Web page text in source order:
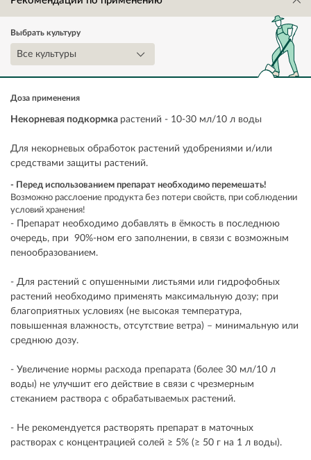
Выбрать культуру
Все культуры
Доза применения
Некорневая подкормка растений - 10-30 мл/10 л воды
Для некорневых обработок растений удобрениями и/или
средствами защиты растений.
- Перед использованием препарат необходимо перемешать!
Возможно расслоение продукта без потери свойств, при соблюдении
условий хранения!
- Препарат необходимо добавлять в ёмкость в последнюю
очередь, при 90%-ном его заполнении, в связи с возможным
пенообразованием.
- Для растений с опушенными листьями или гидрофобных
растений необходимо применять максимальную дозу; при
благоприятных условиях (не высокая температура,
повышенная влажность, отсутствие ветра) – минимальную или
среднюю дозу.
- Увеличение нормы расхода препарата (более 30 мл/10 л
воды) не улучшит его действие в связи с чрезмерным
стеканием раствора с обрабатываемых растений.
- Не рекомендуется растворять препарат в маточных
растворах с концентрацией солей ≥ 5% (≥ 50 г на 1 л воды).